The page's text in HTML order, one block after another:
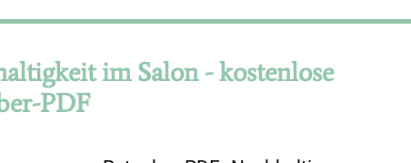
im Salon - kostenlose
PDF